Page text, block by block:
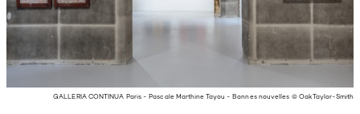
GALLERIA CONTINUA Paris - Pascale Marthine Tayou - Bonnes nouvelles © Oak Taylor-Smith